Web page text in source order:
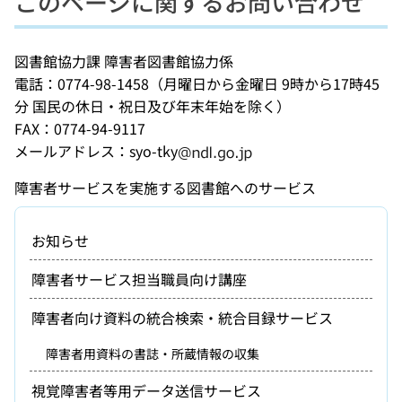
図書館協力課 障害者図書館協力係
電話：0774-98-1458（月曜日から金曜日 9時から17時45
分 国民の休日・祝日及び年末年始を除く）
FAX：0774-94-9117
メールアドレス：syo-tky
障害者サービスを実施する図書館へのサービス
お知らせ
障害者サービス担当職員向け講座
障害者向け資料の統合検索・統合目録サービス
障害者用資料の書誌・所蔵情報の収集
視覚障害者等用データ送信サービス